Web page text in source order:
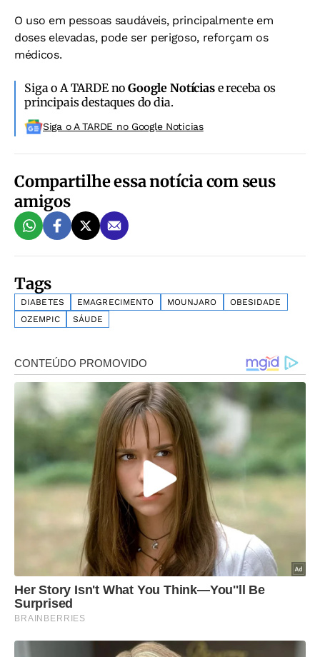
O uso em pessoas saudáveis, principalmente em
doses elevadas, pode ser perigoso, reforçam os
médicos.
Siga o A TARDE noGoogle Notíciase receba os
principais destaques do dia.
Siga o A TARDE no Google Noticias
Compartilhe essa notícia com seus
amigos
Tags
DIABETES EMAGRECIMENTO MOUNJARO
OBESIDADE
OZEMPIC
SÁUDE